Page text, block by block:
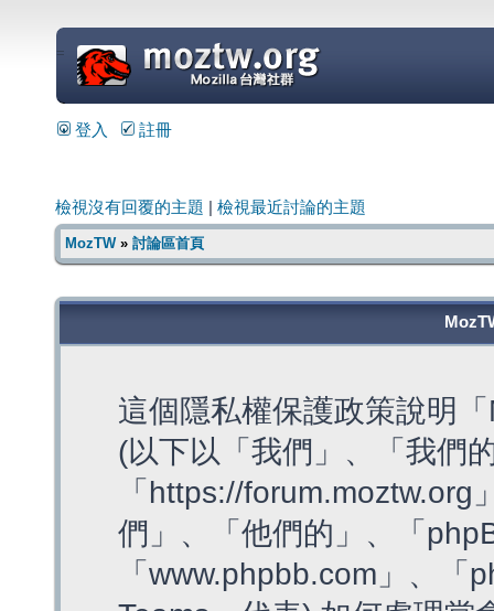
=
登入 註冊
檢視沒有回覆的主題 檢視最近討論的主題
MozTW» 討論區首頁
這個隱私權保護政策說明
(以下以「我們」、「我們
「https://
們」、「他們的」、「
「www.phpbb.com」、